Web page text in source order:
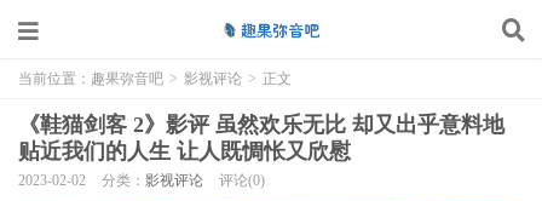
当前位置： 趣果弥音吧 > 影视评论 > 正文
《鞋猫剑客 2》影评 虽然欢乐无比 却又出乎意料地
贴近我们的人生 让人既惆怅又欣慰
2023-02-02 分类： 影视评论 评论(0)